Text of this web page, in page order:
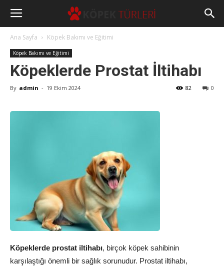
Ana Sayfa Köpek Bakımı ve Eğitimi
Köpek Bakımı ve Eğitimi
Köpeklerde Prostat İltihabı
By admin - 19 Ekim 2024 0
82
Köpeklerde prostat iltihabı, birçok köpek sahibinin
karşılaştığı önemli bir sağlık sorunudur. Prostat iltihabı,